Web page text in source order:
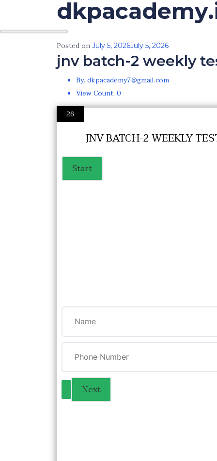
the
Posted on July 5, 2026July 5, 2026
jnv batch-2 weekly
By. dkpacademy7@gmail.com
View Count. 0
26
JNV BATCH-2 WEEKLY